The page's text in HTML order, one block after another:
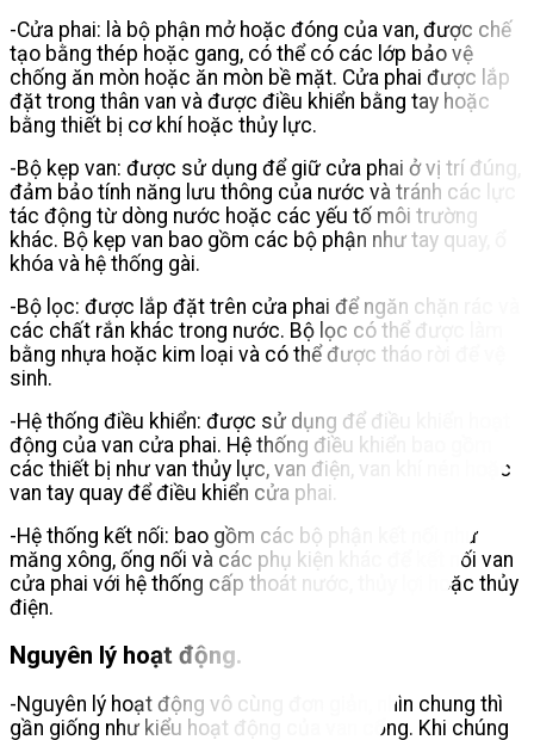
-Cửa phai: là bộ phận mở hoặc đóng của van, được chế
tạo bằng thép hoặc gang, có thể có các lớp bảo vệ
chống ăn mòn hoặc ăn mòn bề mặt. Cửa phai được lắp
đặt trong thân van và được điều khiển bằng tay hoặc
bằng thiết bị cơ khí hoặc thủy lực.
-Bộ kẹp van: được sử dụng để giữ cửa phai ở vị trí đúng,
đảm bảo tính năng lưu thông của nước và tránh các lực
tác động từ dòng nước hoặc các yếu tố môi trường
khác. Bộ kẹp van bao gồm các bộ phận như tay quay, ổ
khóa và hệ thống gài.
-Bộ lọc: được lắp đặt trên cửa phai để ngăn chặn rác và
các chất rắn khác trong nước. Bộ lọc có thể được làm
bằng nhựa hoặc kim loại và có thể được tháo rời để vệ
sinh.
-Hệ thống điều khiển: được sử dụng để điều khiển hoạt
động của van cửa phai. Hệ thống điều khiển bao gồm
các thiết bị như van thủy lực, van điện, van khí nén hoặc
van tay quay để điều khiển cửa phai.
-Hệ thống kết nối: bao gồm các bộ phận kết nối như
măng xông, ống nối và các phụ kiện khác để kết nối van
cửa phai với hệ thống cấp thoát nước, thủy lợi hoặc thủy
điện.
Nguyên lý hoạt động.
-Nguyên lý hoạt động vô cùng đơn giản, nhìn chung thì
gần giống như kiểu hoạt động của van cổng. Khi chúng